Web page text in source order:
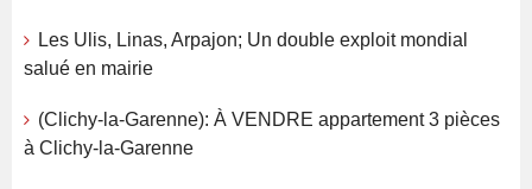
Les Ulis, Linas, Arpajon; Un double exploit mondial
salué en mairie
(Clichy-la-Garenne): À VENDRE appartement 3 pièces
à Clichy-la-Garenne